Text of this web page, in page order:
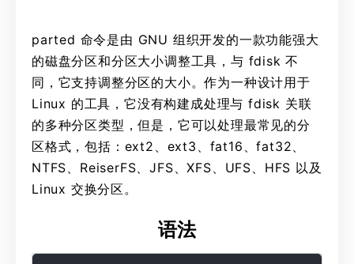
parted 命令是由 GNU 组织开发的一款功能强大
的磁盘分区和分区大小调整工具，与 fdisk 不
同，它支持调整分区的大小。作为一种设计用于
Linux 的工具，它没有构建成处理与 fdisk 关联
的多种分区类型，但是，它可以处理最常见的分
区格式，包括：ext2、ext3、fat16、fat32、
NTFS、ReiserFS、JFS、XFS、UFS、HFS 以及
Linux 交换分区。
语法